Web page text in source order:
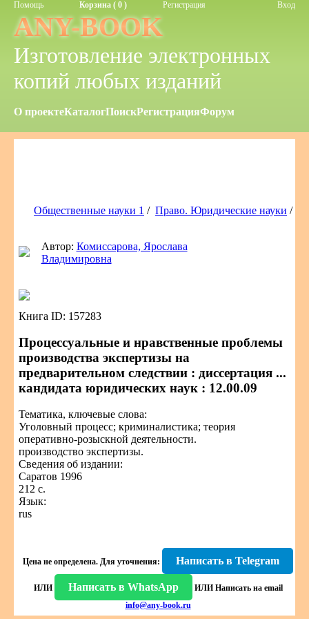
Помощь Корзина ( 0 ) Регистрация Вход
ANY-BOOK
Изготовление электронных
копий любых изданий
О проектеКаталогПоискРегистрацияФорум
Общественные науки 1 / Право. Юридические науки /
Автор: Комиссарова, Ярослава
Владимировна
Книга ID: 157283
Процессуальные и нравственные проблемы
производства экспертизы на
предварительном следствии : диссертация ...
кандидата юридических наук : 12.00.09
Тематика, ключевые слова:
Уголовный процесс; криминалистика; теория
оперативно-розыскной деятельности.
производство экспертизы.
Сведения об издании:
Саратов 1996
212 с.
Язык:
rus
Цена не определена. Для уточнения: Написать в Telegram
ИЛИ Написать в WhatsApp ИЛИ Написать на email
info@any-book.ru